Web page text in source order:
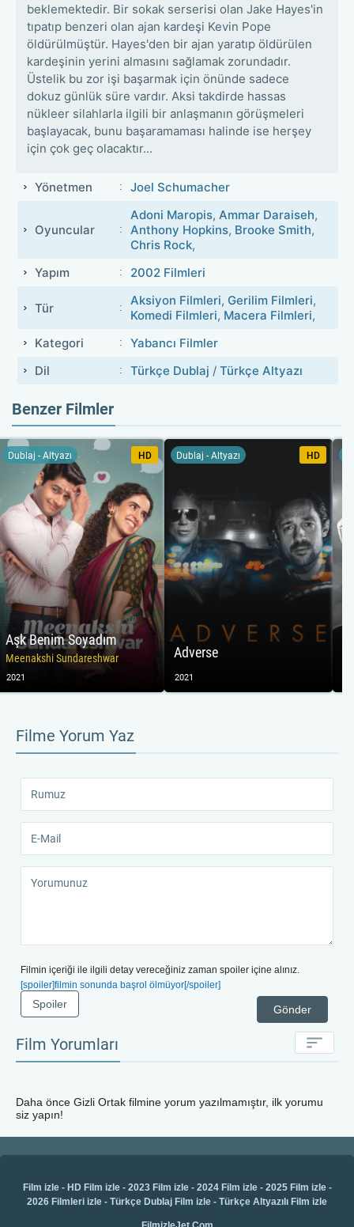
beklemektedir. Bir sokak serserisi olan Jake Hayes'in
tıpatıp benzeri olan ajan kardeşi Kevin Pope
öldürülmüştür. Hayes'den bir ajan yaratıp öldürülen
kardeşinin yerini almasını sağlamak zorundadır.
Üstelik bu zor işi başarmak için önünde sadece
dokuz günlük süre vardır. Aksi takdirde hassas
nükleer silahlarla ilgili bir anlaşmanın görüşmeleri
başlayacak, bunu başaramaması halinde ise herşey
için çok geç olacaktır...
Yönetmen Joel Schumacher
Oyuncular
Adoni Maropis, Ammar Daraiseh,
Anthony Hopkins, Brooke Smith,
Chris Rock,
Yapım
2002 Filmleri
Tür Aksiyon Filmleri, Gerilim Filmleri,
Komedi Filmleri, Macera Filmleri,
Kategori
Yabancı Filmler
Dil
Türkçe Dublaj / Türkçe Altyazı
Benzer Filmler
Aşk Benim Soyadım
Meenakshi Sundareshwar
Dublaj - Altyazı HD
2021
Adverse
Dublaj - Altyazı HD
2021
Filme Yorum Yaz
Filmin içeriği ile ilgili detay vereceğiniz zaman spoiler içine alınız.
[spoiler]filmin sonunda başrol ölmüyor[/spoiler]
Gönder
Spoiler
Film Yorumları
Daha önce Gizli Ortak filmine yorum yazılmamıştır, ilk yorumu
siz yapın!
Film izle- HD Film izle- 2023 Film izle- 2024 Film izle- 2025 Film izle-
2026 Filmleri izle - Türkçe Dublaj Film izle - Türkçe Altyazılı Film izle